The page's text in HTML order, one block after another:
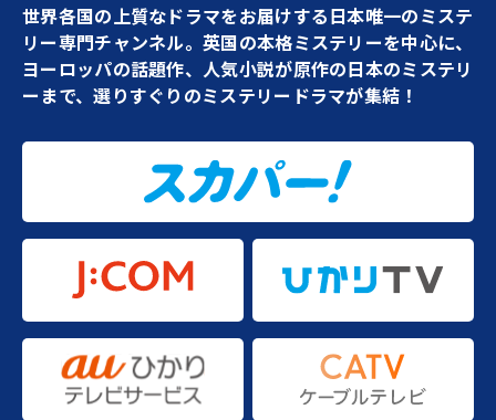
世界各国の上質なドラマをお届けする日本唯一のミステ
リー専門チャンネル。英国の本格ミステリーを中心に、
ヨーロッパの話題作、人気小説が原作の日本のミステリ
ーまで、選りすぐりのミステリードラマが集結！